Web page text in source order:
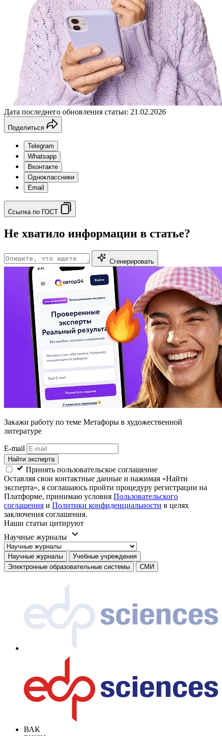
Дата последнего обновления статьи: 21.02.2026
Поделиться
Telegram
Whatsapp
Вконтакте
Одноклассники
Email
Ссылка по ГОСТ
Не хватило информации в статье?
Сгенерировать
Закажи работу по теме Метафоры в художественной
литературе
E-mail
Найти эксперта
Принять пользовательское соглашение
Оставляя свои контактные данные и нажимая «Найти
эксперта», я соглашаюсь пройти процедуру регистрации на
Платформе, принимаю условия Пользовательского
соглашения и Политики конфиденциальности в целях
заключения соглашения.
Наши статьи цитируют
Научные журналы
Научные журналы
Учебные учреждения
Электронные образовательные системы
СМИ
ВАК